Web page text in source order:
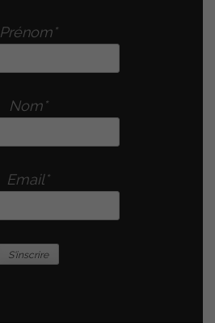
Prénom*
Nom*
Email*